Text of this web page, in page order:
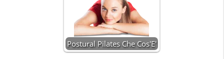
Postural Pilates Che Cos'E'